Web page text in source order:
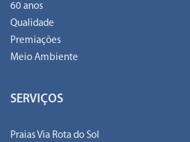
60 anos
Qualidade
Premiações
Meio Ambiente
SERVIÇOS
Praias Via Rota do Sol